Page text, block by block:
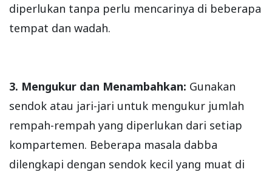
diperlukan tanpa perlu mencarinya di beberapa
tempat dan wadah.
3. Mengukur dan Menambahkan: Gunakan
sendok atau jari-jari untuk mengukur jumlah
rempah-rempah yang diperlukan dari setiap
kompartemen. Beberapa masala dabba
dilengkapi dengan sendok kecil yang muat di